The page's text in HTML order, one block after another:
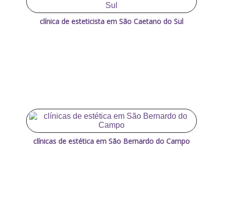
clínica de esteticista em São Caetano do Sul
clínicas de estética em São Bernardo do Campo